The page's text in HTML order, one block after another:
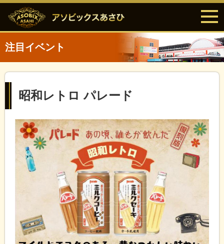
注目イベント
昭和レトロ パレード